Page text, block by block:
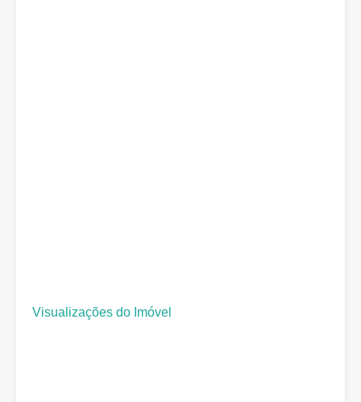
Visualizações do Imóvel